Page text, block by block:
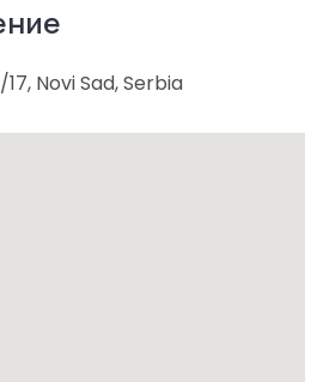
Novi Sad, Serbia